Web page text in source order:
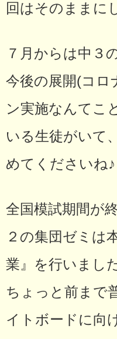
回はそのままに
７月からは中３
今後の展開(コロ
ン実施なんてこ
いる生徒がいて
めてくださいね♪
全国模試期間が
２の集団ゼミは
業』を行いました
ちょっと前まで
イトボードに向